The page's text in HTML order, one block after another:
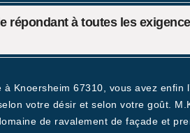
répondant à toutes les
Knoersheim 67310, vous avez enfin
votre désir et selon votre goût.
de ravalement de façade et